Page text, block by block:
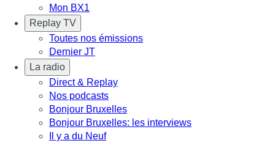
Mon BX1
Replay TV
Toutes nos émissions
Dernier JT
La radio
Direct & Replay
Nos podcasts
Bonjour Bruxelles
Bonjour Bruxelles: les interviews
Il y a du Neuf